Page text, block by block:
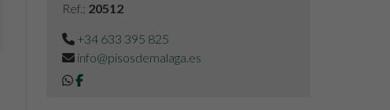
Ref.: 20512
+34 633 395 825
info@pisosdemalaga.es